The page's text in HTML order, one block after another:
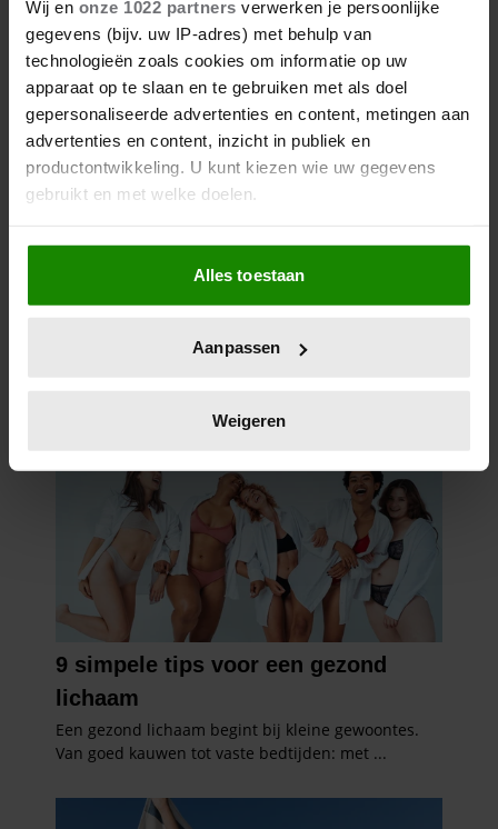
Wij en onze 1022 partners verwerken je persoonlijke
gegevens (bijv. uw IP-adres) met behulp van
technologieën zoals cookies om informatie op uw
apparaat op te slaan en te gebruiken met als doel
gepersonaliseerde advertenties en content, metingen aan
advertenties en content, inzicht in publiek en
productontwikkeling. U kunt kiezen wie uw gegevens
gebruikt en met welke doelen.
Als u het toestaat, willen we ook graag:
Informatie verzamelen over uw geografische
locatie, die tot een paar meter nauwkeurig kan zijn
scannen op specifieke eigenschappen (fingerprinting)
verwerkt en stel uw voorkeuren in het
intrekken in de Cookieverklaring.
We gebruiken cookies om content en advertenties te
personaliseren, om functies voor social media te bieden
en om ons websiteverkeer te analyseren. Ook delen we
informatie over uw gebruik van onze site met onze
partners voor social media, adverteren en analyse. Deze
partners kunnen deze gegevens combineren met andere
informatie die u aan ze heeft verstrekt of die ze hebben
verzameld op basis van uw gebruik van hun services. U
gaat akkoord met onze cookies als u onze website blijft
gebruiken.
Alles toestaan
Aanpassen
Weigeren
Dit is wat slecht slapen écht met